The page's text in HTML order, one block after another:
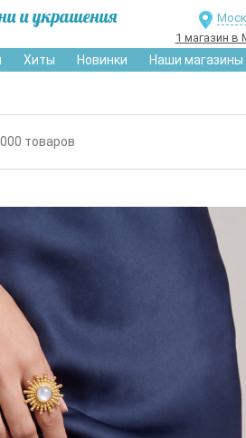
и украшения
1 магазин в
Хиты Новинки Наши магазины